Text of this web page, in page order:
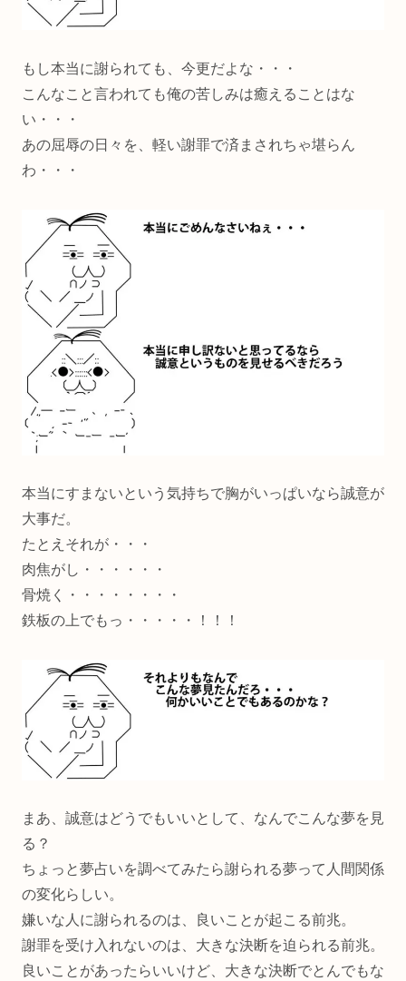
もし本当に謝られても、今更だよな・・・
こんなこと言われても俺の苦しみは癒えることはな
い・・・
あの屈辱の日々を、軽い謝罪で済まされちゃ堪らん
わ・・・
本当にすまないという気持ちで胸がいっぱいなら誠意が
大事だ。
たとえそれが・・・
肉焦がし・・・・・・
骨焼く・・・・・・・・
鉄板の上でもっ・・・・・！！！
まあ、誠意はどうでもいいとして、なんでこんな夢を見
る？
ちょっと夢占いを調べてみたら謝られる夢って人間関係
の変化らしい。
嫌いな人に謝られるのは、良いことが起こる前兆。
謝罪を受け入れないのは、大きな決断を迫られる前兆。
良いことがあったらいいけど、大きな決断でとんでもな